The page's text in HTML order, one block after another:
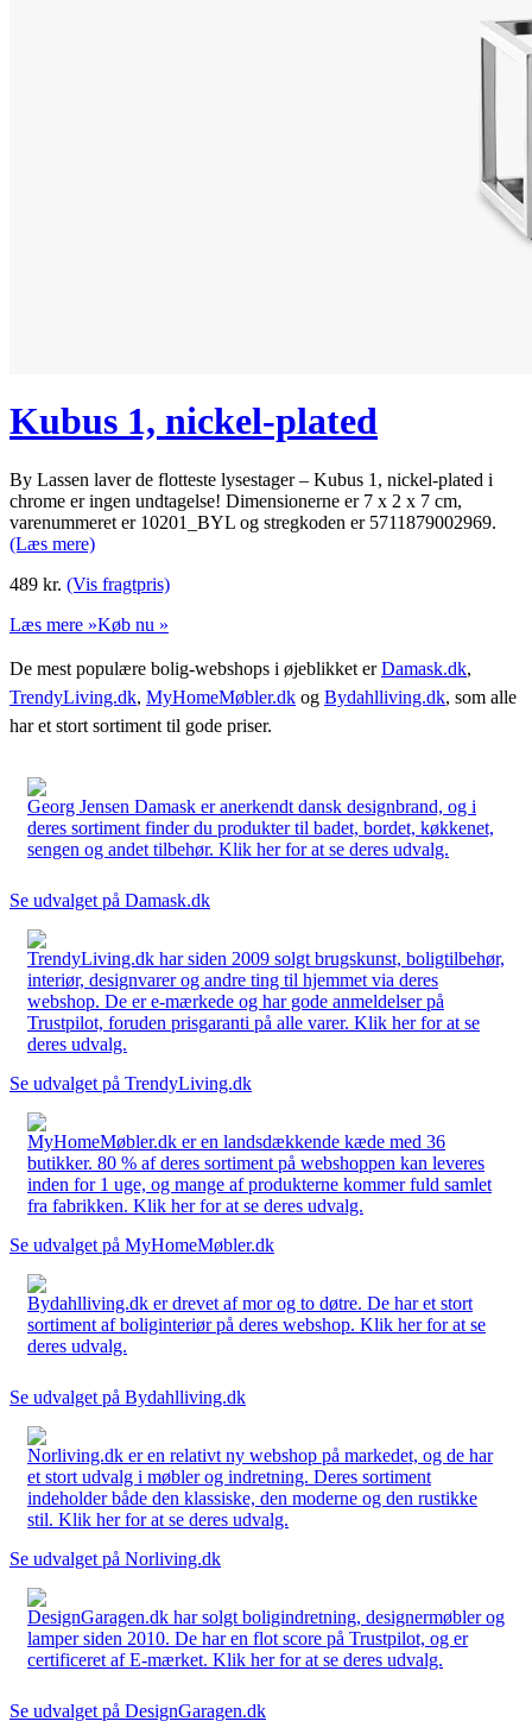
Kubus 1, nickel-plated
By Lassen laver de flotteste lysestager – Kubus 1, nickel-plated i
chrome er ingen undtagelse! Dimensionerne er 7 x 2 x 7 cm,
varenummeret er 10201_BYL og stregkoden er 5711879002969.
(Læs mere)
489 kr. (Vis fragtpris)
Læs mere »Køb nu »
De mest populære bolig-webshops i øjeblikket erDamask.dk,
TrendyLiving.dk, MyHomeMøbler.dk og Bydahlliving.dk, som alle
har et stort sortiment til gode priser.
Georg Jensen Damask er anerkendt dansk designbrand, og i
deres sortiment finder du produkter til badet, bordet, køkkenet,
sengen og andet tilbehør. Klik her for at se deres udvalg.
Se udvalget på Damask.dk
TrendyLiving.dk har siden 2009 solgt brugskunst, boligtilbehør,
interiør, designvarer og andre ting til hjemmet via deres
webshop. De er e-mærkede og har gode anmeldelser på
Trustpilot, foruden prisgaranti på alle varer. Klik her for at se
deres udvalg.
Se udvalget på TrendyLiving.dk
MyHomeMøbler.dk er en landsdækkende kæde med 36
butikker. 80 % af deres sortiment på webshoppen kan leveres
inden for 1 uge, og mange af produkterne kommer fuld samlet
fra fabrikken. Klik her for at se deres udvalg.
Se udvalget på MyHomeMøbler.dk
Bydahlliving.dk er drevet af mor og to døtre. De har et stort
sortiment af boliginteriør på deres webshop. Klik her for at se
deres udvalg.
Se udvalget på Bydahlliving.dk
Norliving.dk er en relativt ny webshop på markedet, og de har
et stort udvalg i møbler og indretning. Deres sortiment
indeholder både den klassiske, den moderne og den rustikke
stil. Klik her for at se deres udvalg.
Se udvalget på Norliving.dk
DesignGaragen.dk har solgt boligindretning, designermøbler og
lamper siden 2010. De har en flot score på Trustpilot, og er
certificeret af E-mærket. Klik her for at se deres udvalg.
Se udvalget på DesignGaragen.dk